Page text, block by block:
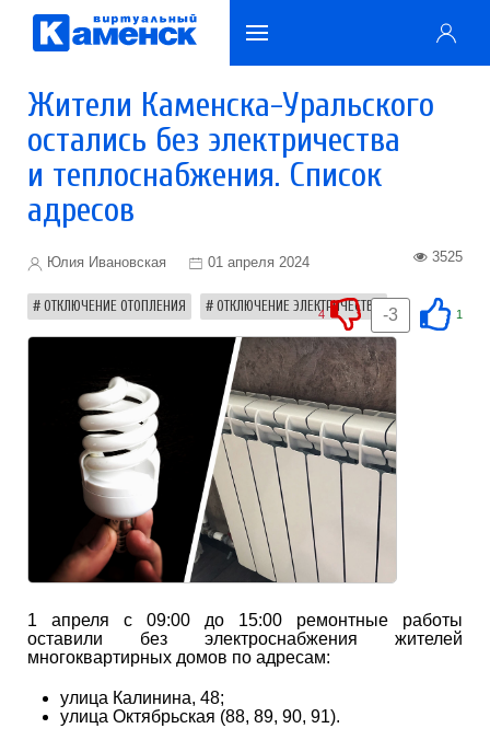
Жители Каменска-Уральского
остались без электричества
и теплоснабжения. Список
адресов
Юлия Ивановская 01 апреля 2024 3525
ОТКЛЮЧЕНИЕ ОТОПЛЕНИЯ ОТКЛЮЧЕНИЕ ЭЛЕКТРИЧЕСТВА 1
-3
4
1 апреля с 09:00 до 15:00 ремонтные работы
оставили без электроснабжения жителей
многоквартирных домов по адресам:
улица Калинина, 48;
улица Октябрьская (88, 89, 90, 91).